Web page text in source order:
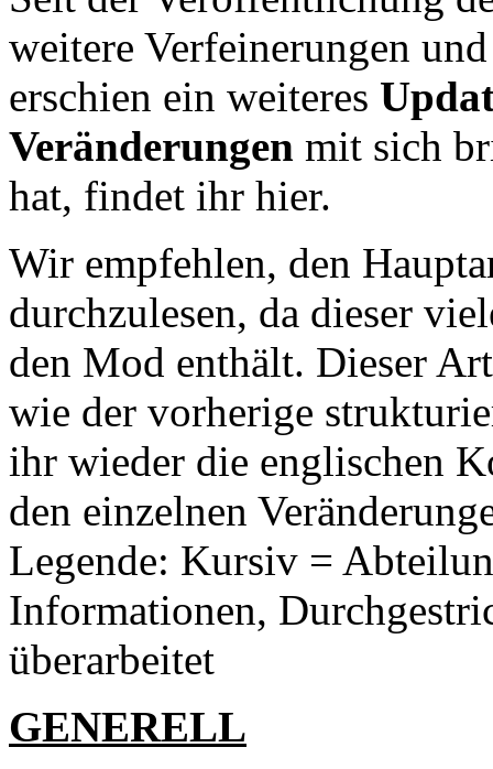
weitere Verfeinerungen
erschien ein weiteres
Veränderungen mit sich
hat, findet ihr hier.
Wir empfehlen, den
durchzulesen, da dieser
den Mod enthält. Dieser
wie der vorherige
ihr wieder die englischen
den einzelnen
Legende: Kursiv =
Informationen,
überarbeitet
GENERELL